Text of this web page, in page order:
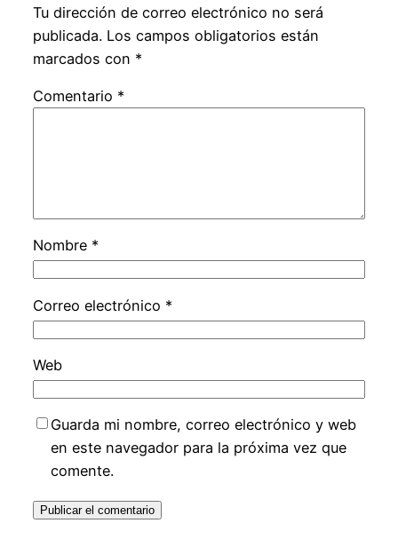
Tu dirección de correo electrónico no será
publicada. Los campos obligatorios están
marcados con *
Comentario *
Nombre *
Correo electrónico *
Web
Guarda mi nombre, correo electrónico y web
en este navegador para la próxima vez que
comente.